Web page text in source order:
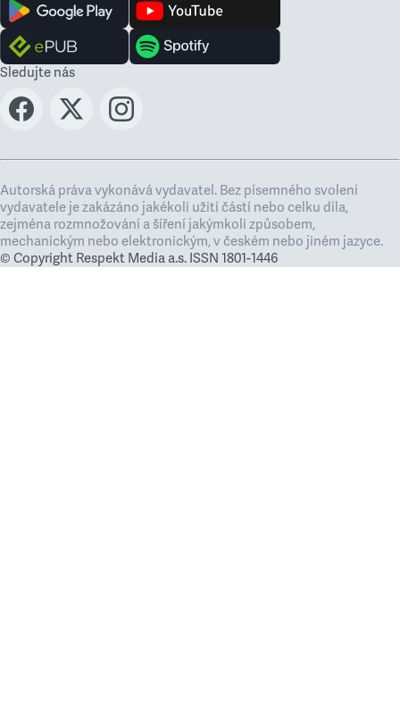
Sledujte nás
Autorská práva vykonává vydavatel. Bez písemného svolení
vydavatele je zakázáno jakékoli užití částí nebo celku díla,
zejména rozmnožování a šíření jakýmkoli způsobem,
mechanickým nebo elektronickým, v českém nebo jiném jazyce.
© Copyright Respekt Media a.s. ISSN 1801-1446